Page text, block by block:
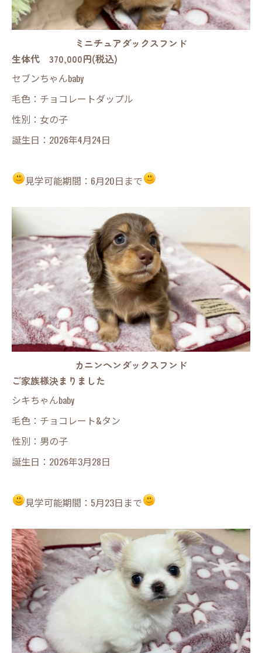
ミニチュアダックスフンド
生体代 370,000円(税込)
セブンちゃんbaby
毛色：チョコレートダップル
性別：女の子
誕生日：2026年4月24日
見学可能期間：6月20日まで
カニンヘンダックスフンド
ご家族様決まりました
シキちゃんbaby
毛色：チョコレート&タン
性別：男の子
誕生日：2026年3月28日
見学可能期間：5月23日まで